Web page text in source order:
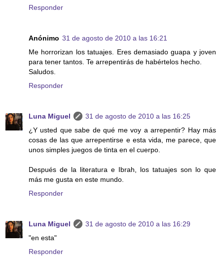
Responder
Anónimo 31 de agosto de 2010 a las 16:21
Me horrorizan los tatuajes. Eres demasiado guapa y joven
para tener tantos. Te arrepentirás de habértelos hecho.
Saludos.
Responder
Luna Miguel
31 de agosto de 2010 a las 16:25
¿Y usted que sabe de qué me voy a arrepentir? Hay más
cosas de las que arrepentirse e esta vida, me parece, que
unos simples juegos de tinta en el cuerpo.
Después de la literatura e Ibrah, los tatuajes son lo que
más me gusta en este mundo.
Responder
Luna Miguel
31 de agosto de 2010 a las 16:29
"en esta"
Responder